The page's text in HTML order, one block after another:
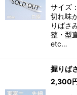
サイズ
切れ味
りばさ
整・型
etc…
握りば
2,300